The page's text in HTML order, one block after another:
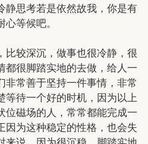
静思考若是依然故我，你是有
等候吧。
比较深沉，做事也很冷静，很
都很脚踏实地的去做，给人一
非常善于坚持一件事情，非常
等待一个好的时机，因为以上
位磁场的人，常常都能完成一
因为这种稳定的性格，也会失